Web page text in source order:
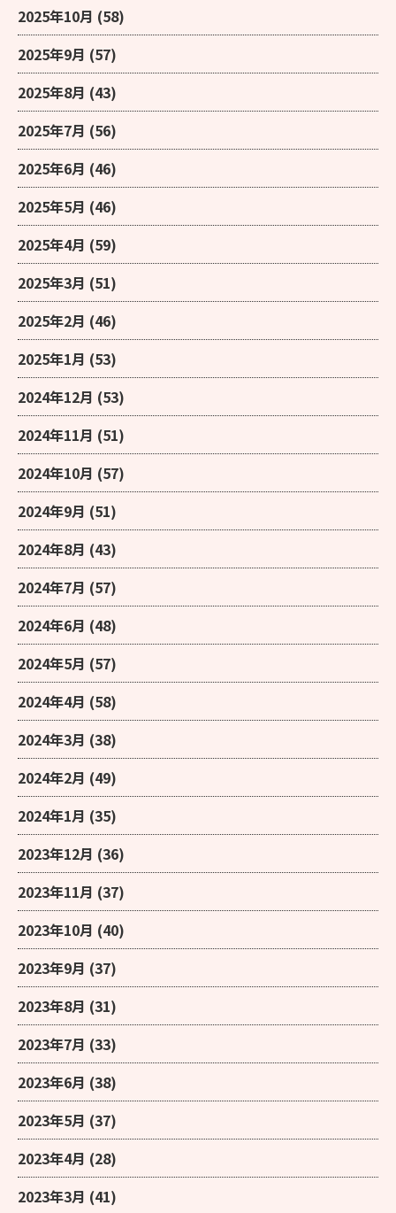
2025年10月 (58)
2025年9月 (57)
2025年8月 (43)
2025年7月 (56)
2025年6月 (46)
2025年5月 (46)
2025年4月 (59)
2025年3月 (51)
2025年2月 (46)
2025年1月 (53)
2024年12月 (53)
2024年11月 (51)
2024年10月 (57)
2024年9月 (51)
2024年8月 (43)
2024年7月 (57)
2024年6月 (48)
2024年5月 (57)
2024年4月 (58)
2024年3月 (38)
2024年2月 (49)
2024年1月 (35)
2023年12月 (36)
2023年11月 (37)
2023年10月 (40)
2023年9月 (37)
2023年8月 (31)
2023年7月 (33)
2023年6月 (38)
2023年5月 (37)
2023年4月 (28)
2023年3月 (41)